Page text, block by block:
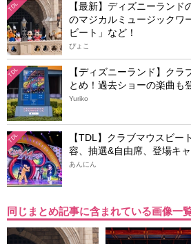
TDL
【最新】ディズニーラン
のマジカルミュージックワ
ビート」など！
ぴょこ
TDL
【ディズニーランド】クラ
とめ！過去ショーの楽曲も
Yuriko
TDL
【TDL】クラブマウスビー
容、抽選&自由席、登場キ
あんにん
同じまとめ記事に含まれている画像一